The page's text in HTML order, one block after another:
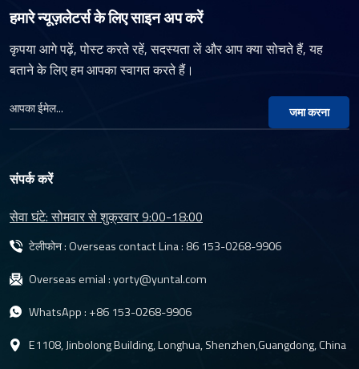
हमारे न्यूज़लेटर्स के लिए साइन अप करें
कृपया आगे पढ़ें, पोस्ट करते रहें, सदस्यता लें और आप क्या सोचते हैं, यह
बताने के लिए हम आपका स्वागत करते हैं।
जमा करना
संपर्क करें
सेवा घंटे: सोमवार से शुक्रवार 9:00-18:00
टेलीफोन : Overseas contact Lina : 86 153-0268-9906
Overseas emial :yorty@yuntal.com
WhatsApp : +86 153-0268-9906
E1108, Jinbolong Building, Longhua, Shenzhen,Guangdong, China